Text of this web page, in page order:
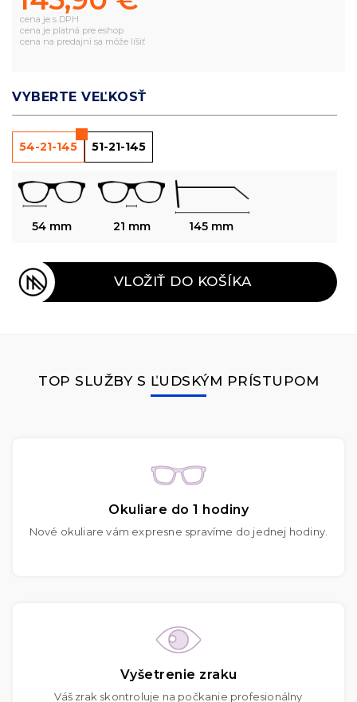
cena je s DPH
cena je platná pre eshop
cena na predajni sa môže líšiť
VYBERTE VEĽKOSŤ
54-21-145 51-21-145
54 mm 21 mm 145 mm
VLOŽIŤ DO KOŠÍKA
TOP SLUŽBY S ĽUDSKÝM PRÍSTUPOM
Okuliare do 1 hodiny
Nové okuliare vám expresne spravíme do jednej hodiny.
Vyšetrenie zraku
Váš zrak skontroluje na počkanie profesionálny